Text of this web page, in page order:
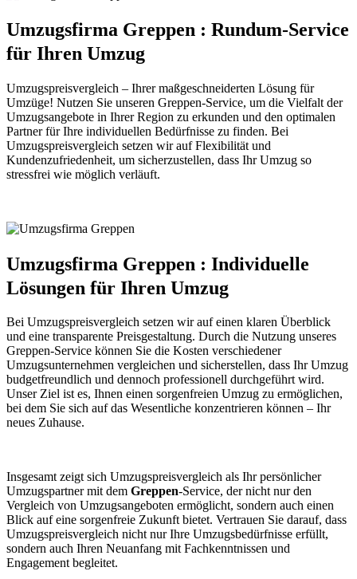
Umzugsfirma Greppen : Rundum-Service
für Ihren Umzug
Umzugspreisvergleich – Ihrer maßgeschneiderten Lösung für
Umzüge! Nutzen Sie unseren Greppen-Service, um die Vielfalt der
Umzugsangebote in Ihrer Region zu erkunden und den optimalen
Partner für Ihre individuellen Bedürfnisse zu finden. Bei
Umzugspreisvergleich setzen wir auf Flexibilität und
Kundenzufriedenheit, um sicherzustellen, dass Ihr Umzug so
stressfrei wie möglich verläuft.
Umzugsfirma Greppen : Individuelle
Lösungen für Ihren Umzug
Bei Umzugspreisvergleich setzen wir auf einen klaren Überblick
und eine transparente Preisgestaltung. Durch die Nutzung unseres
Greppen-Service können Sie die Kosten verschiedener
Umzugsunternehmen vergleichen und sicherstellen, dass Ihr Umzug
budgetfreundlich und dennoch professionell durchgeführt wird.
Unser Ziel ist es, Ihnen einen sorgenfreien Umzug zu ermöglichen,
bei dem Sie sich auf das Wesentliche konzentrieren können – Ihr
neues Zuhause.
Insgesamt zeigt sich Umzugspreisvergleich als Ihr persönlicher
Umzugspartner mit dem Greppen-Service, der nicht nur den
Vergleich von Umzugsangeboten ermöglicht, sondern auch einen
Blick auf eine sorgenfreie Zukunft bietet. Vertrauen Sie darauf, dass
Umzugspreisvergleich nicht nur Ihre Umzugsbedürfnisse erfüllt,
sondern auch Ihren Neuanfang mit Fachkenntnissen und
Engagement begleitet.